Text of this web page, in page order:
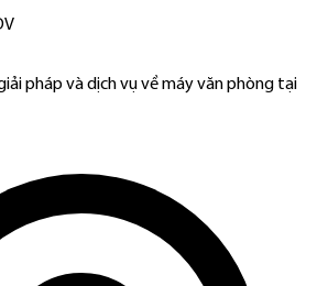
pháp và dịch vụ về máy văn phòng tại